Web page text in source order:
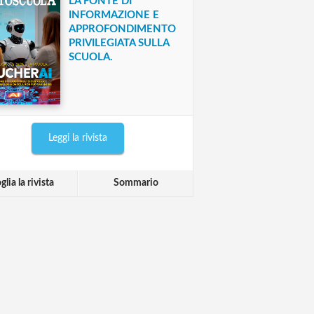
INFORMAZIONE E
APPROFONDIMENTO
PRIVILEGIATA SULLA
SCUOLA.
Leggi la rivista
la rivista Sommario